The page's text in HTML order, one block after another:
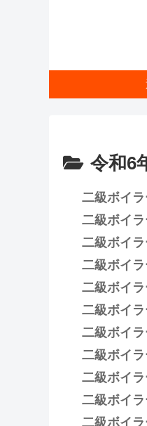
令和6
二級ボイ
二級ボイ
二級ボイ
二級ボイ
二級ボイ
二級ボイ
二級ボイ
二級ボイ
二級ボイ
二級ボイ
二級ボイ